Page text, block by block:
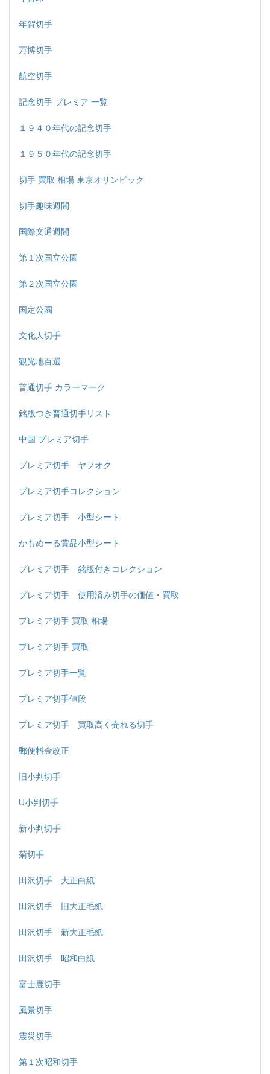
年賀切手
万博切手
航空切手
記念切手 プレミア 一覧
１９４０年代の記念切手
１９５０年代の記念切手
切手 買取 相場 東京オリンピック
切手趣味週間
国際文通週間
第１次国立公園
第２次国立公園
国定公園
文化人切手
観光地百選
普通切手 カラーマーク
銘版つき普通切手リスト
中国 プレミア切手
プレミア切手 ヤフオク
プレミア切手コレクション
プレミア切手 小型シート
かもめーる賞品小型シート
プレミア切手 銘版付きコレクション
プレミア切手 使用済み切手の価値・買取
プレミア切手 買取 相場
プレミア切手 買取
プレミア切手一覧
プレミア切手値段
プレミア切手 買取高く売れる切手
郵便料金改正
旧小判切手
U小判切手
新小判切手
菊切手
田沢切手 大正白紙
田沢切手 旧大正毛紙
田沢切手 新大正毛紙
田沢切手 昭和白紙
富士鹿切手
風景切手
震災切手
第１次昭和切手